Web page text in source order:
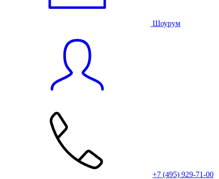
Шоурум
+7 (495) 929-71-00